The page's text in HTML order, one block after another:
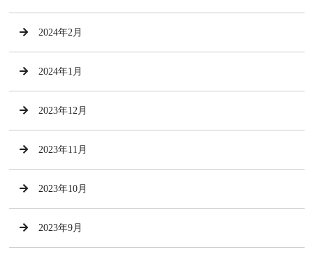
2024年2月
2024年1月
2023年12月
2023年11月
2023年10月
2023年9月